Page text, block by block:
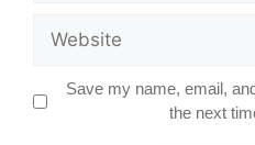
Website
Save my name, email,
the next